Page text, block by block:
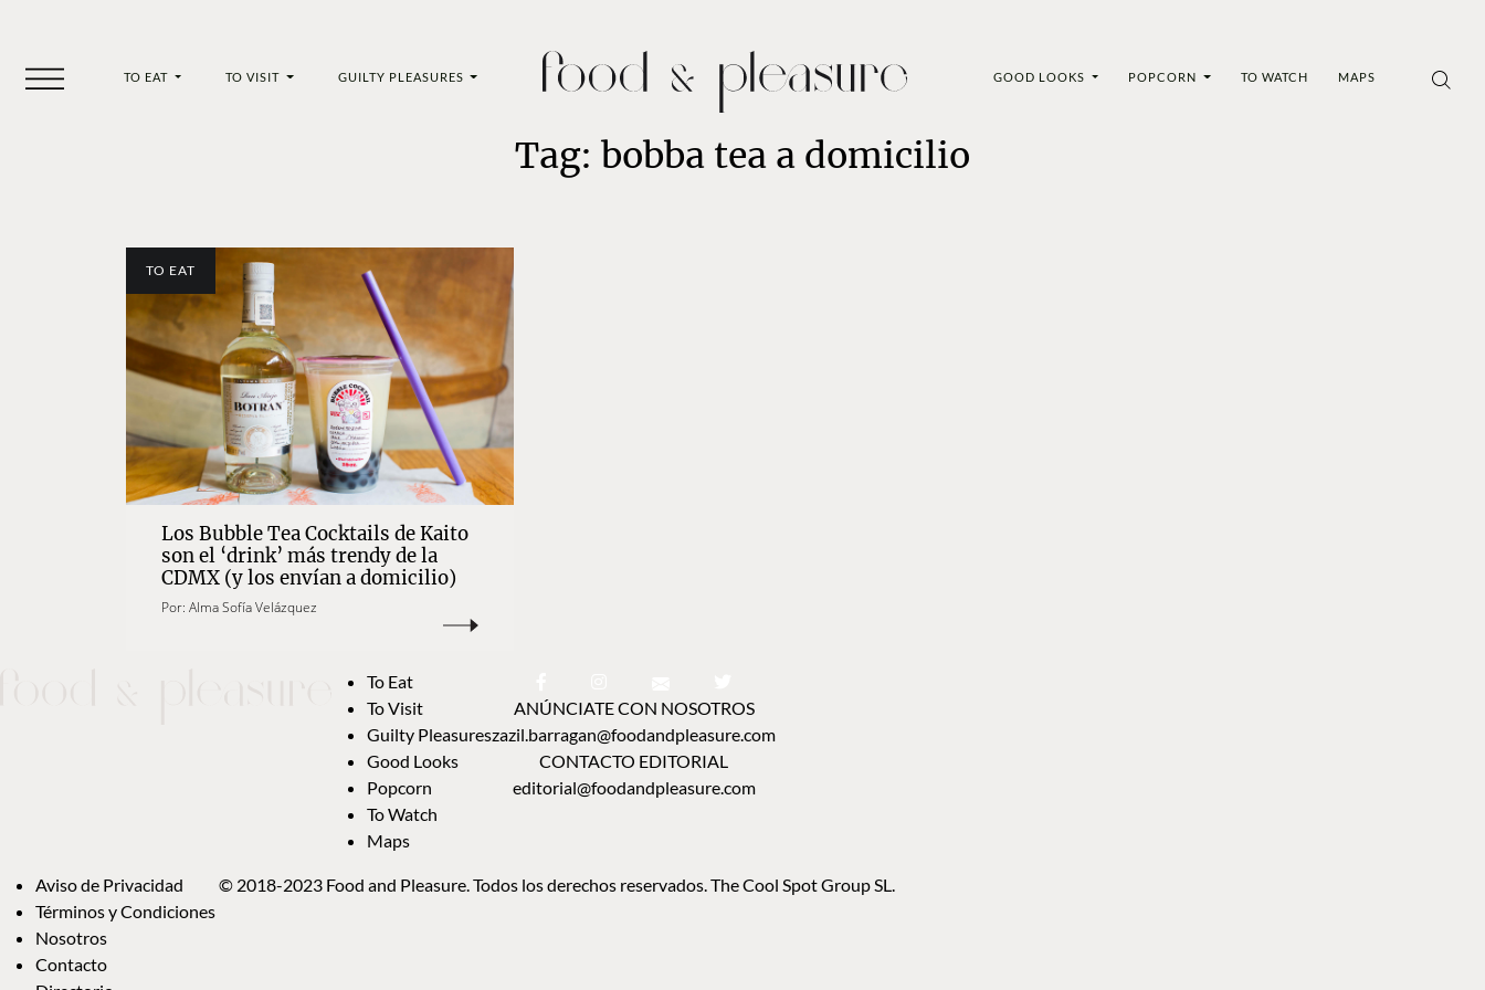
TO EAT TO VISIT GUILTY PLEASURES GOOD LOOKS POPCORN TO WATCH MAPS
Tag: bobba tea a domicilio
TO EAT
Los Bubble Tea Cocktails de Kaito
son el ‘drink’ más trendy de la
CDMX (y los envían a domicilio)
Por: Alma Sofía Velázquez
To Eat
To Visit
Guilty Pleasures
Good Looks
Popcorn
To Watch
Maps
ANÚNCIATE CON NOSOTROS
zazil.barragan@foodandpleasure.com
CONTACTO EDITORIAL
editorial@foodandpleasure.com
Aviso de Privacidad
Términos y Condiciones
Nosotros
Contacto
© 2018-2023 Food and Pleasure. Todos los derechos reservados. The Cool Spot Group SL.